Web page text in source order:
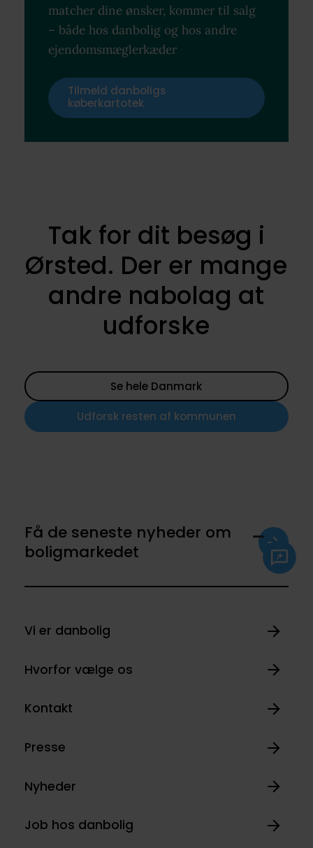
matcher dine ønsker, kommer til salg
– både hos danbolig og hos andre
ejendomsmæglerkæder
Tilmeld danboligs
køberkartotek
Tak for dit besøg i
Ørsted. Der er mange
andre nabolag at
udforske
Se hele Danmark
Udforsk resten af kommunen
Få de seneste nyheder om
boligmarkedet
Vi er danbolig
Hvorfor vælge os
Kontakt
Presse
Nyheder
Job hos danbolig